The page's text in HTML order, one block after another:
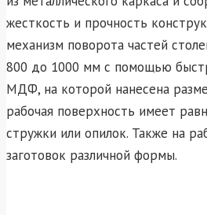
жесткость и прочность
механизм поворота частей
800 до 1000 мм с помощью
МДФ, на которой нанесена
рабочая поверхность имеет
стружки или опилок. Также на
заготовок различной формы.